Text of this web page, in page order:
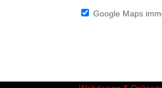
Google Maps